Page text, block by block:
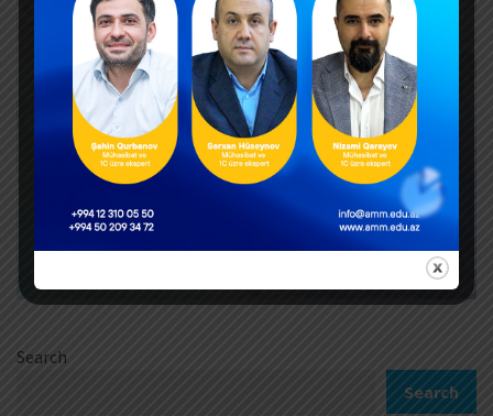
Search
Search